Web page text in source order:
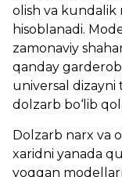
olish va kundalik
hisoblanadi.
zamonaviy
qanday
universal
dolzarb bo‘lib
Dolzarb narx va
xaridni yanada
yoqqan